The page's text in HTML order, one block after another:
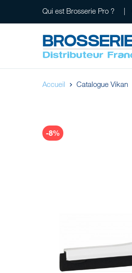
Qui est Brosserie Pro ?
Accueil Catalogue Vikan
-8%